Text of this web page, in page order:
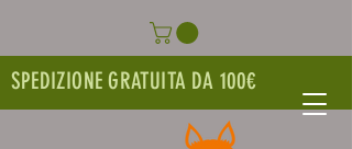
SPEDIZIONE GRATUITA DA 100€